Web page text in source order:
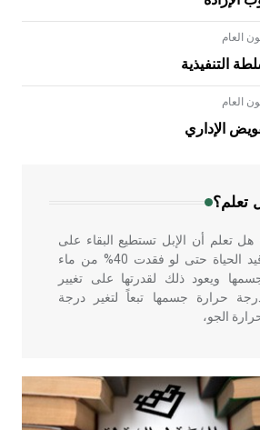
العام
التنفيذية
العام
الإداري
تعلم؟
هل تعلم أن الأبلق نوع من الفنون
التي ارتبطت بالعمارة الإسلامية
في بلاد الشام ومصر خاصة، حيث يحرص
هل تعلم أن الإبل تستطيع البقاء على
قيد الحياة حتى لو فقدت 40% من ماء
ويعود ذلك لقدرتها على تغيير
حرارة جسمها تبعاً لتغير درجة
الجو،
هل تعلم أن أبقراط كتب في الطب
مؤلفات هي: الحكم، الأدلة، تنظيم
التغذية، ورسالته في جروح الرأس.